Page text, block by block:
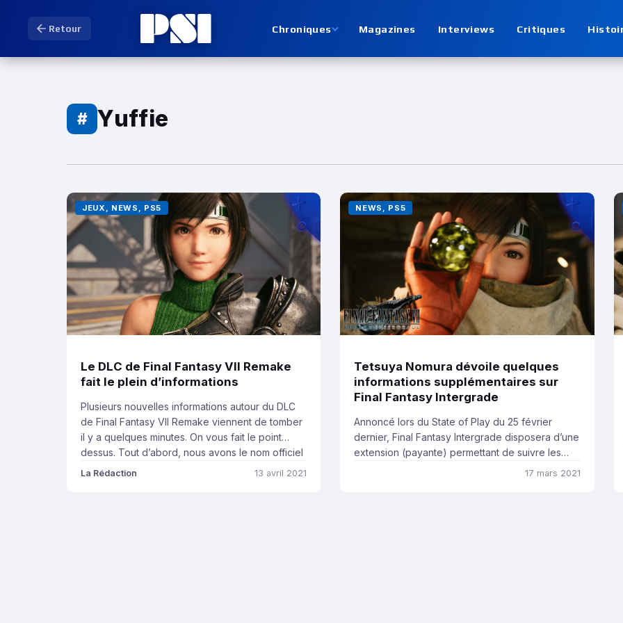
Retour Chroniques Magazines Interviews Critiques
# Yuffie
JEUX, NEWS, PS5
Le DLC de Final Fantasy VII Remake
fait le plein d’informations
Plusieurs nouvelles informations autour du DLC
de Final Fantasy VII Remake viennent de tomber
il y a quelques minutes. On vous fait le point
dessus. Tout d’abord, nous avons le nom officiel
de ce DLC, qui s’intitulera donc « Episode
La Rédaction 13 avril 2021
NEWS, PS5
Tetsuya Nomura dévoile quelques
informations supplémentaires sur
Final Fantasy Intergrade
Annoncé lors du State of Play du 25 février
dernier, Final Fantasy Intergrade disposera d’une
extension (payante) permettant de suivre les
aventures de Yuffie. Tetsuya Nomura vient de
17 mars 2021